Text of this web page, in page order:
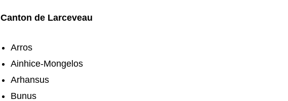
Canton de Larceveau
Arros
Ainhice-Mongelos
Arhansus
Bunus